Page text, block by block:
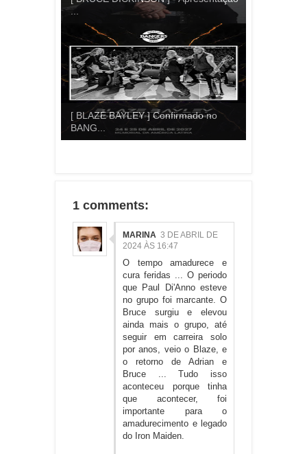
...
[ BLAZE BAYLEY ] Confirmado no
BANG...
1 comments:
MARINA 3 DE ABRIL DE
2024 ÀS 16:47
O tempo amadurece e
cura feridas ... O periodo
que Paul Di'Anno esteve
no grupo foi marcante. O
Bruce surgiu e elevou
ainda mais o grupo, até
seguir em carreira solo
por anos, veio o Blaze, e
o retorno de Adrian e
Bruce ... Tudo isso
aconteceu porque tinha
que acontecer, foi
importante para o
amadurecimento e legado
do Iron Maiden.